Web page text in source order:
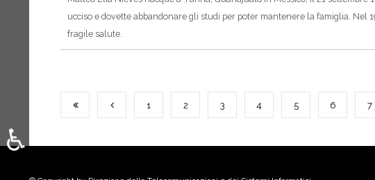
ucciso e dovette abbandonare gli studi per poter mantenere la famiglia. Nel
fragile salute.
1 2 3 4 5 6 7